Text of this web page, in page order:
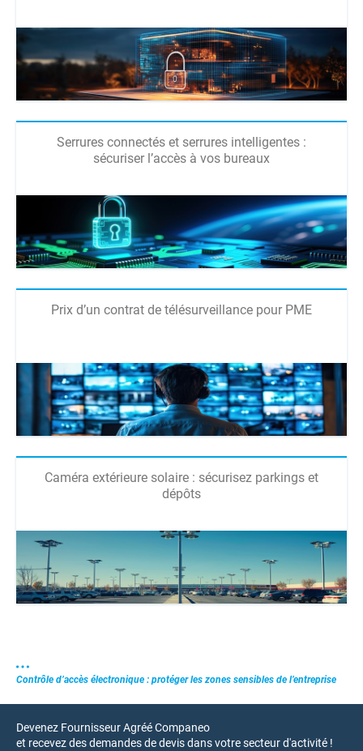
Serrures connectés et serrures intelligentes :
sécuriser l’accès à vos bureaux
Prix d’un contrat de télésurveillance pour PME
Caméra extérieure solaire : sécurisez parkings et
dépôts
Contrôle d’accès électronique : protéger les zones sensibles de l’entreprise
Devenez Fournisseur Agréé Companeo
et recevez des demandes de devis dans votre secteur d'activité !